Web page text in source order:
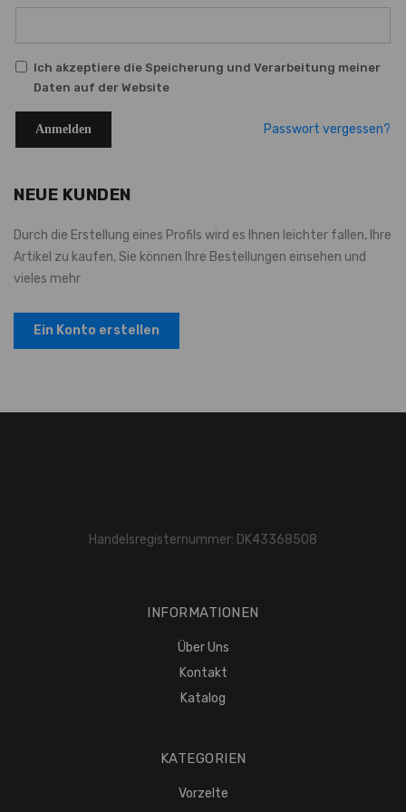
Ich akzeptiere die Speicherung und Verarbeitung meiner
Daten auf der Website
Anmelden Passwort vergessen?
NEUE KUNDEN
Durch die Erstellung eines Profils wird es Ihnen leichter fallen, Ihre
Artikel zu kaufen, Sie können Ihre Bestellungen einsehen und
vieles mehr
Ein Konto erstellen
Handelsregisternummer: DK43368508
INFORMATIONEN
Über Uns
Kontakt
Katalog
KATEGORIEN
Vorzelte